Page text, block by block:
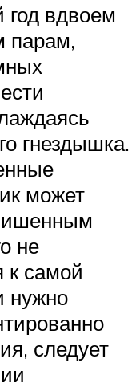
вдвоем
парам,
гнездышка.
может
не
к самой
нужно
следует